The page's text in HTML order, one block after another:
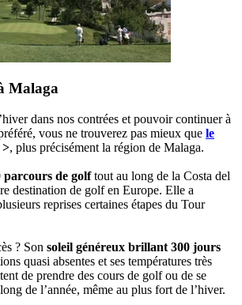
Malaga
dans nos contrées et pouvoir continuer à
vous ne trouverez pas mieux que le
>, plus précisément la région de Malaga.
parcours de golftout au long de la Costa del
destination de golf en Europe. Elle a
reprises certaines étapes du Tour
? Son soleil généreux brillant 300 jours
quasi absentes et ses températures très
de prendre des cours de golf ou de se
de l’année, même au plus fort de l’hiver.